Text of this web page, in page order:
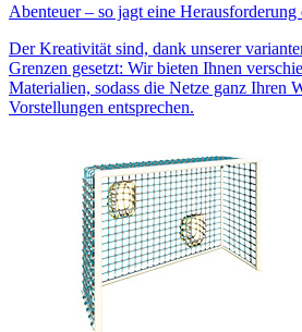
Abenteuer – so jagt eine Herausforderung
Der Kreativität sind, dank unserer
Grenzen gesetzt: Wir bieten Ihnen
Materialien, sodass die Netze ganz Ihren
Vorstellungen entsprechen.